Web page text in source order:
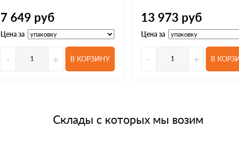
7 649 руб
Цена за
- + В КОРЗИНУ
13 973 руб
Цена за
- + В
Склады с которых мы возим